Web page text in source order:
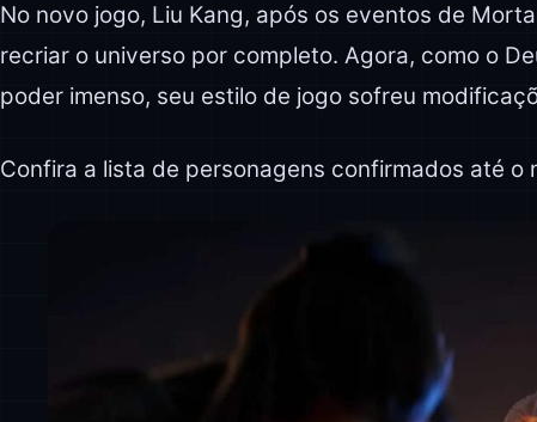
No novo jogo, Liu Kang, após os eventos de
recriar o universo por completo. Agora, como o
poder imenso, seu estilo de jogo sofreu
Confira a lista de personagens confirmados até o